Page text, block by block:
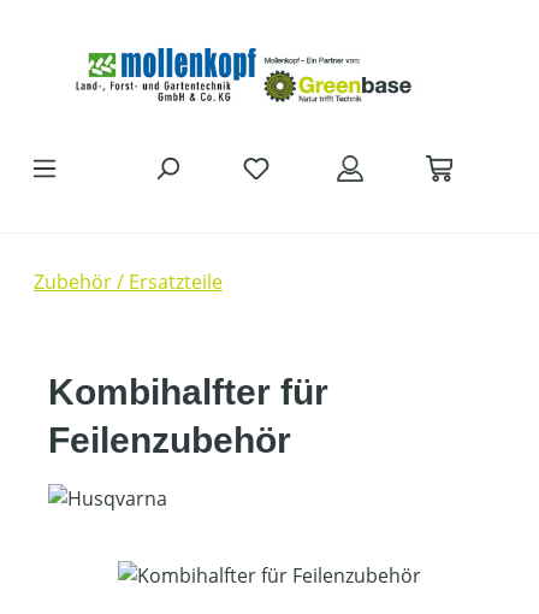
Zubehör / Ersatzteile
Kombihalfter für
Feilenzubehör
Bildergalerie überspringen